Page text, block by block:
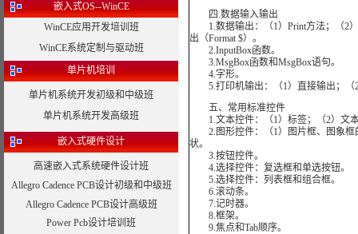
嵌入式OS--WinCE
WinCE应用开发培训班
WinCE系统定制与驱动班
单片机培训
单片机系统开发初级和中级班
单片机系统开发高级班
嵌入式硬件设计
高速嵌入式系统硬件设计班
Allegro Cadence PCB设计初级和中级班
Allegro Cadence PCB设计高级班
Power Pcb设计培训班
四.数据输入输出
1.数据输出：（1）Print方法；（2）
出（Format $）。
2.InputBox函数。
3.MsgBox函数和MsgBox语句。
4.字形。
5.打印机输出：（1）直接输出；（
五、常用标准控件
1.文本控件：（1）标签；（2）文
2.图形控件：（1）图片框、图象框
状。
3.按钮控件。
4.选择控件：复选框和单选按钮。
5.选择控件：列表框和组合框。
6.滚动条。
7.记时器。
8.框架。
9.焦点和Tab顺序。